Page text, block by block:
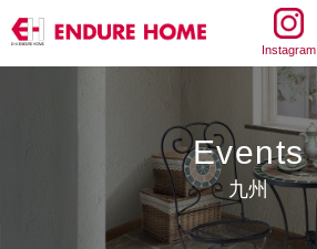
Instagram
Events
九州